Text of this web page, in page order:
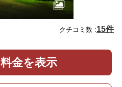
クチコミ数 :15件
料金を表示